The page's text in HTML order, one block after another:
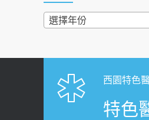
民眾熱血響應
2026-06-30
健康肛門痛都是痔瘡?
裂差異 逾50歲民眾可
過量維生素D和鈣恐罹
「落枕」不要大力按脖
展運動」預防落枕
選擇年份
西園特色
特色